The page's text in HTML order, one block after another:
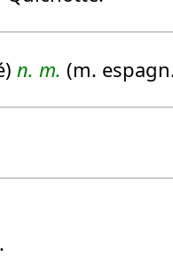
n. m. (m.